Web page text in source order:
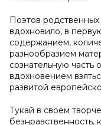
Поэтов родственных
вдохновило, в
содержанием,
разнообразием
сознательную часть
вдохновением
развитой
Тукай в своём